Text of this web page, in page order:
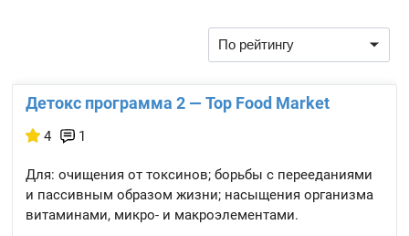
Детокс программа 2 — Top Food Market
4 1
Для: очищения от токсинов; борьбы с перееданиями
и пассивным образом жизни; насыщения организма
витаминами, микро- и макроэлементами.